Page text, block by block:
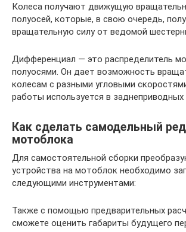
Колеса получают движущую
полуосей, которые, в свою очередь,
вращательную силу от ведомой
Дифференциал — это распределитель
полуосями. Он дает возможность
колесам с разными угловыми
работы используется в заднеприводных
Как сделать самодельный
мотоблока
Для самостоятельной сборки
устройства на мотоблок необходимо
следующими инструментами:
Также с помощью предварительных
сможете оценить габариты будущего